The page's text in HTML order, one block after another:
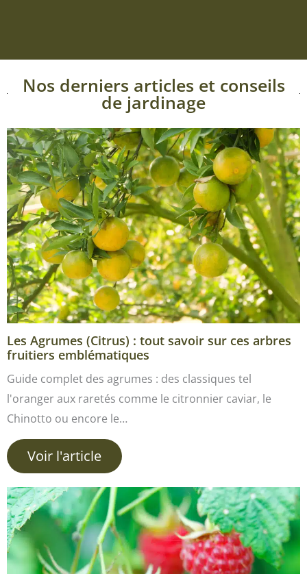
Nos derniers articles et conseils
de jardinage
Les Agrumes (Citrus) : tout savoir sur ces arbres
fruitiers emblématiques
Guide complet des agrumes : des classiques tel
l'oranger aux raretés comme le citronnier caviar, le
Chinotto ou encore le…
Voir l'article